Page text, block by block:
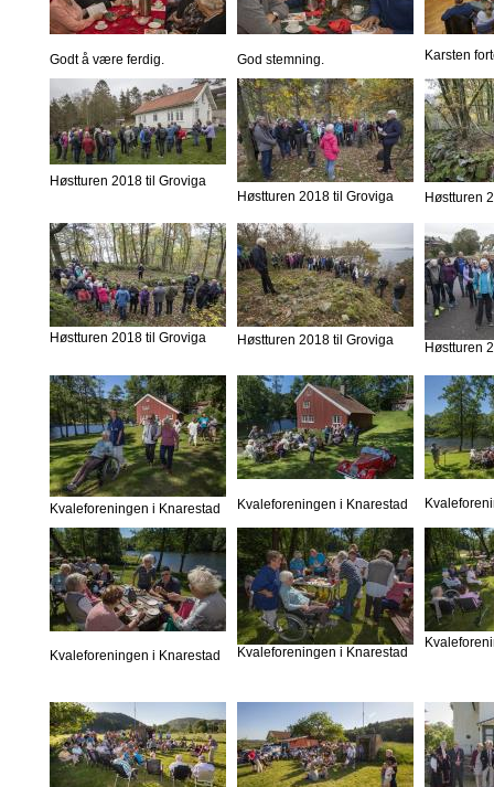
Godt å være ferdig. God stemning. Karsten
Høstturen 2018 til Groviga
Høstturen 2018 til Groviga
Høstturen
Høstturen 2018 til Groviga Høstturen 2018 til Groviga Høstturen
Kvaleforeningen i Knarestad Kvaleforeningen i Knarestad
Kvaleforeningen i Knarestad Kvaleforeningen i Knarestad